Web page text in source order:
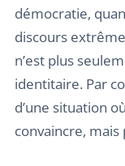
démocratie,
discours
n’est plus
identitaire. Par
d’une situation
convaincre, mais